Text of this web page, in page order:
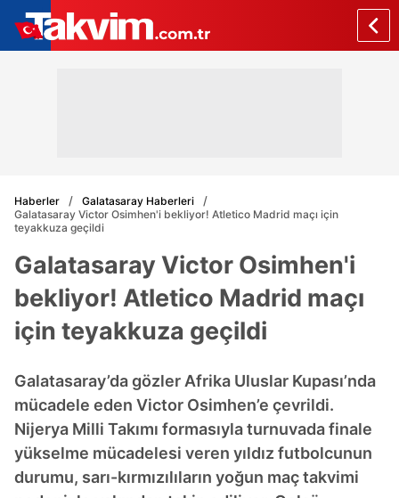
Haberler
Galatasaray Haberleri
Galatasaray Victor Osimhen'i bekliyor! Atletico Madrid maçı için
teyakkuza geçildi
Galatasaray Victor Osimhen'i
bekliyor! Atletico Madrid maçı
için teyakkuza geçildi
Galatasaray’da gözler Afrika Uluslar Kupası’nda
mücadele eden Victor Osimhen’e çevrildi.
Nijerya Milli Takımı formasıyla turnuvada finale
yükselme mücadelesi veren yıldız futbolcunun
durumu, sarı-kırmızılıların yoğun maç takvimi